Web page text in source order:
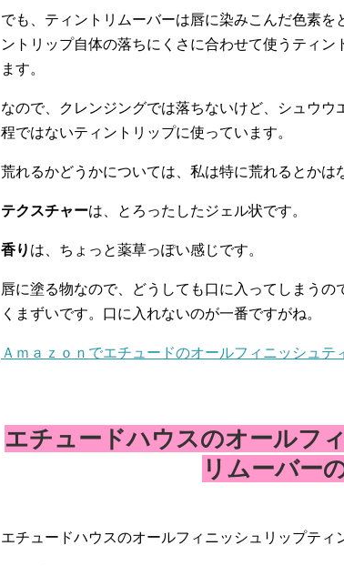
でも、ティントリムーバーは唇に染みこんだ色素を
ントリップ自体の落ちにくさに合わせて使うティ
ます。
なので、クレンジングでは落ちないけど、シュウウ
程ではないティントリップに使っています。
荒れるかどうかについては、私は特に荒れるとかは
テクスチャーは、とろったしたジェル状です。
香り は、ちょっと薬草っぽい感じです。
唇に塗る物なので、どうしても口に入ってしまう
くまずいです。口に入れないのが一番ですがね。
Ａｍａｚｏｎでエチュードのオールフィニッシュ
エチュードハウスのオールフ
リムーバー
エチュードハウスのオールフィニッシュリップティ